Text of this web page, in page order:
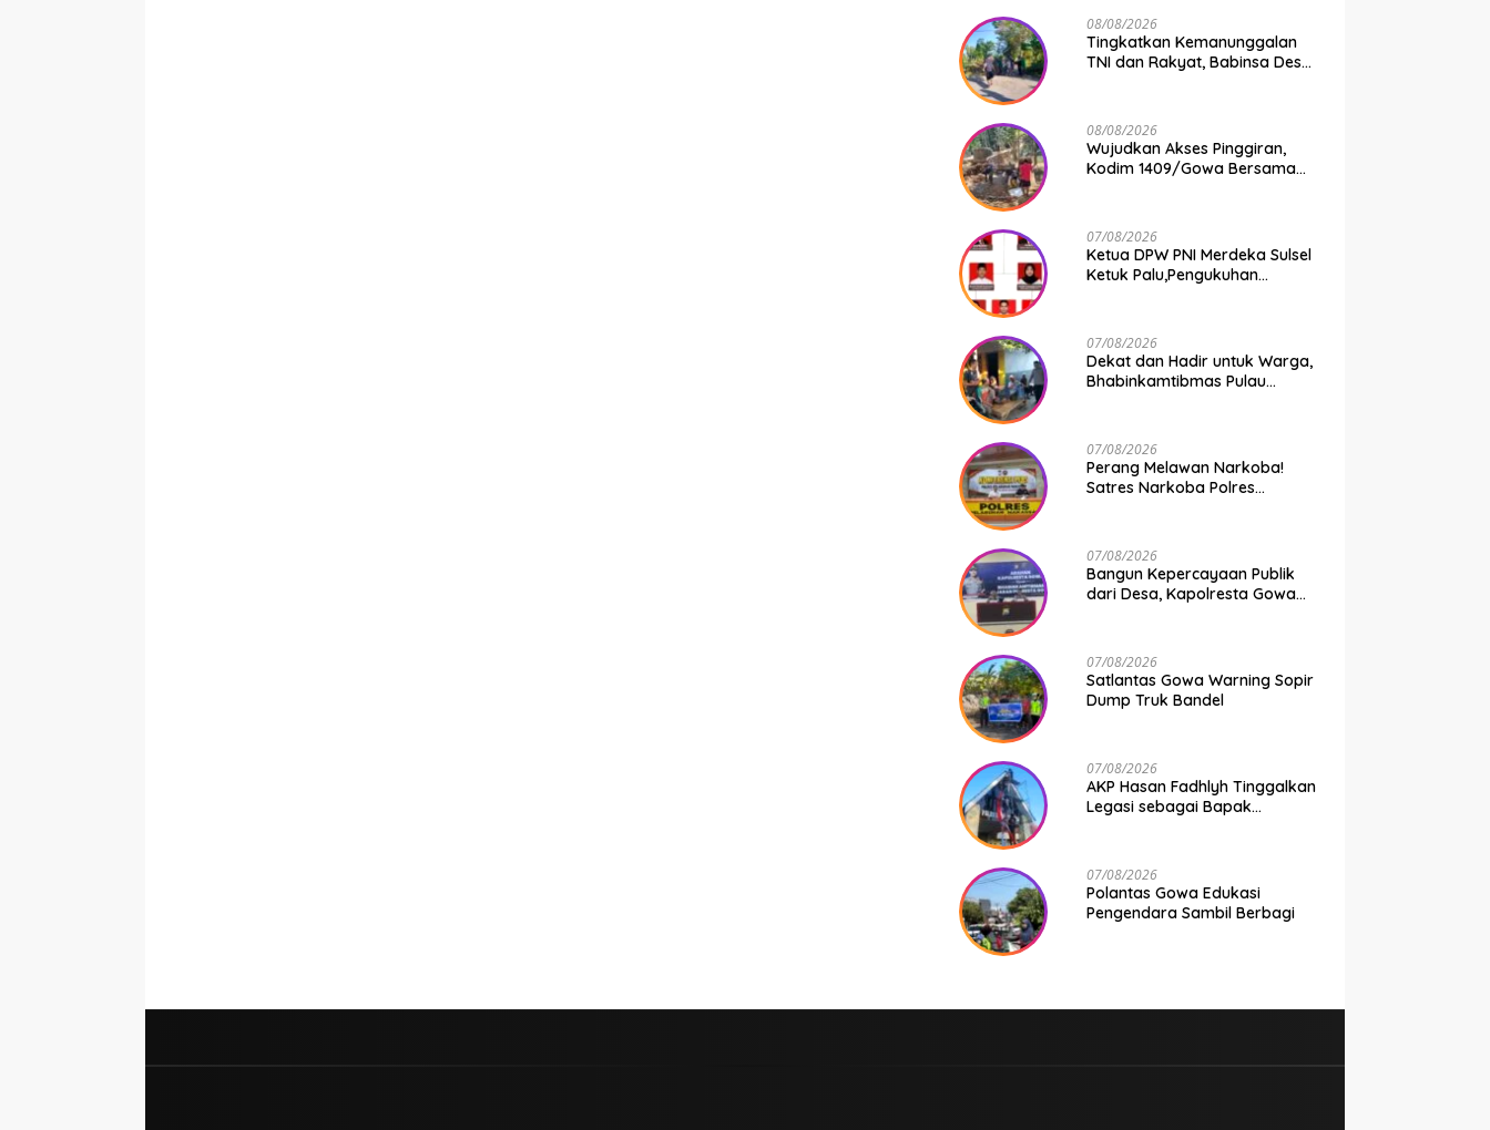
08/08/2026
Tingkatkan Kemanunggalan
TNI dan Rakyat, Babinsa Desa
Bakti
08/08/2026
Wujudkan Akses Pinggiran,
Kodim 1409/Gowa Bersama
07/08/2026
Ketua DPW PNI Merdeka Sulsel
Ketuk Palu,Pengukuhan
07/08/2026
Dekat dan Hadir untuk Warga,
Bhabinkamtibmas Pulau
07/08/2026
Perang Melawan Narkoba!
Satres Narkoba Polres
Ditangkap
07/08/2026
Bangun Kepercayaan Publik
dari Desa, Kapolresta Gowa
Jajaran Polresta Gowa
07/08/2026
Satlantas Gowa Warning Sopir
Dump Truk Bandel
07/08/2026
AKP Hasan Fadhlyh Tinggalkan
Legasi sebagai Bapak
07/08/2026
Polantas Gowa Edukasi
Pengendara Sambil Berbagi